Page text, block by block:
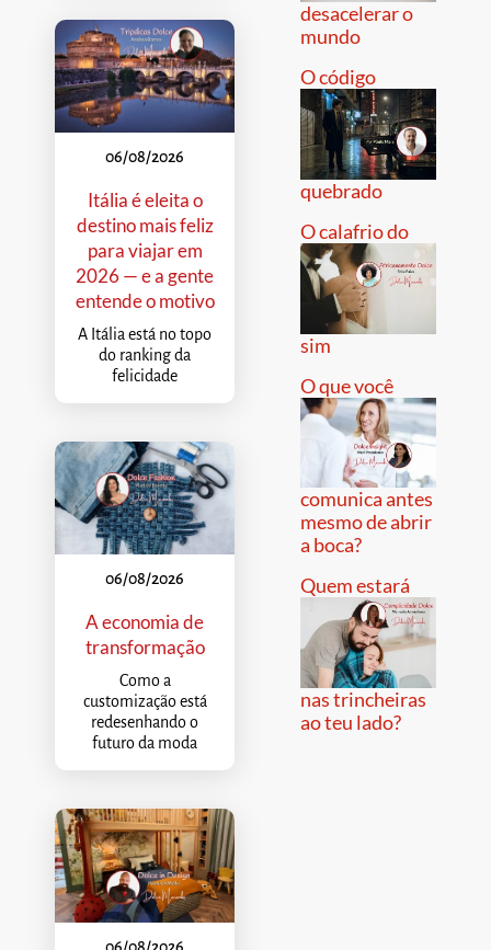
06/08/2026
Itália é eleita o
destino mais feliz
para viajar em
2026 — e a gente
entende o motivo
A Itália está no topo
do ranking da
felicidade
06/08/2026
A economia de
transformação
Como a
customização está
redesenhando o
futuro da moda
06/08/2026
desacelerar o
mundo
O código
quebrado
O calafrio do
sim
O que você
comunica antes
mesmo de abrir
a boca?
Quem estará
nas trincheiras
ao teu lado?